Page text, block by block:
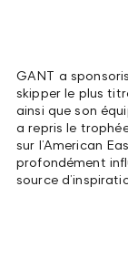
GANT a
skipper le plus
ainsi que son
a repris le
sur l’American
profondément
source